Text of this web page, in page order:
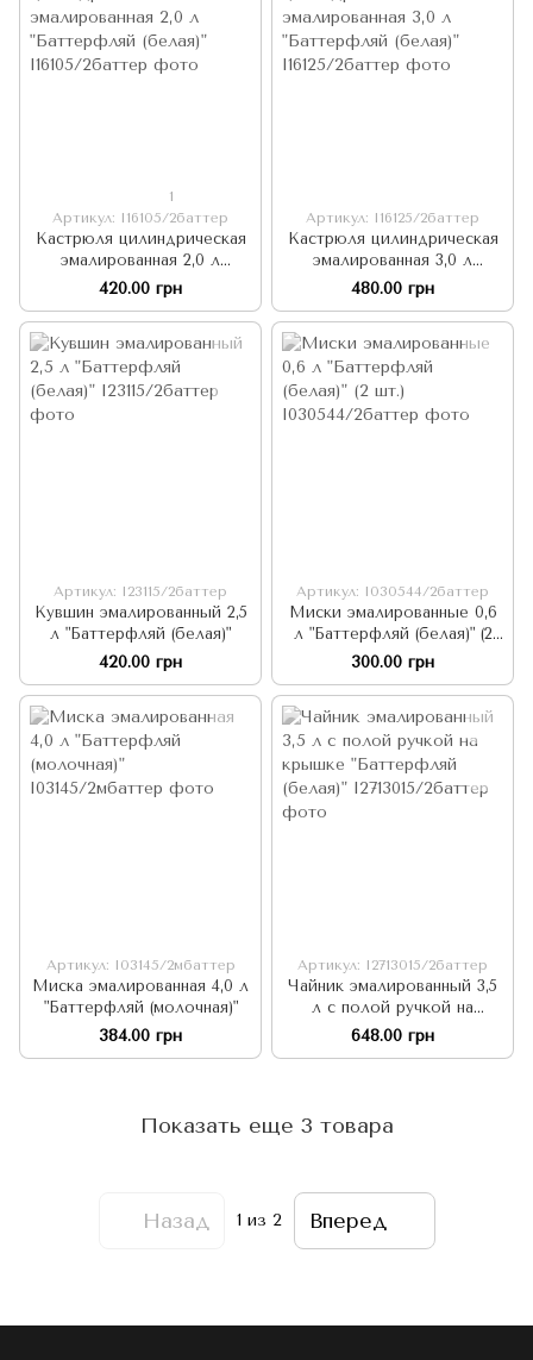
1
Артикул: I16105/2баттер
Кастрюля цилиндрическая
эмалированная 2,0 л
"Баттерфляй (белая)"
420.00 грн
Артикул: I16125/2баттер
Кастрюля цилиндрическая
эмалированная 3,0 л
"Баттерфляй (белая)"
480.00 грн
Артикул: I23115/2баттер
Кувшин эмалированный 2,5
л "Баттерфляй (белая)"
420.00 грн
Артикул: I030544/2баттер
Миски эмалированные 0,6
л "Баттерфляй (белая)" (2
шт.)
300.00 грн
Артикул: I03145/2мбаттер
Миска эмалированная 4,0 л
"Баттерфляй (молочная)"
384.00 грн
Артикул: I2713015/2баттер
Чайник эмалированный 3,5
л с полой ручкой на
крышке "Баттерфляй
(белая)"
648.00 грн
Показать еще 3 товара
Назад 1 из 2 Вперед